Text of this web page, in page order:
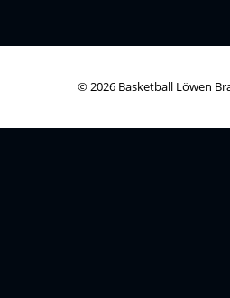
© 2026 Basketball Löwen